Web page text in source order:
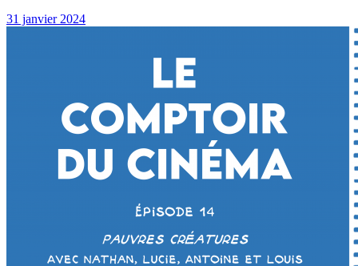
31 janvier 2024